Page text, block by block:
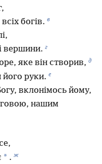
богів. в
вершини. г
яке він створив, д
його руки. е
вклонімось йому,
нашим
* . ж